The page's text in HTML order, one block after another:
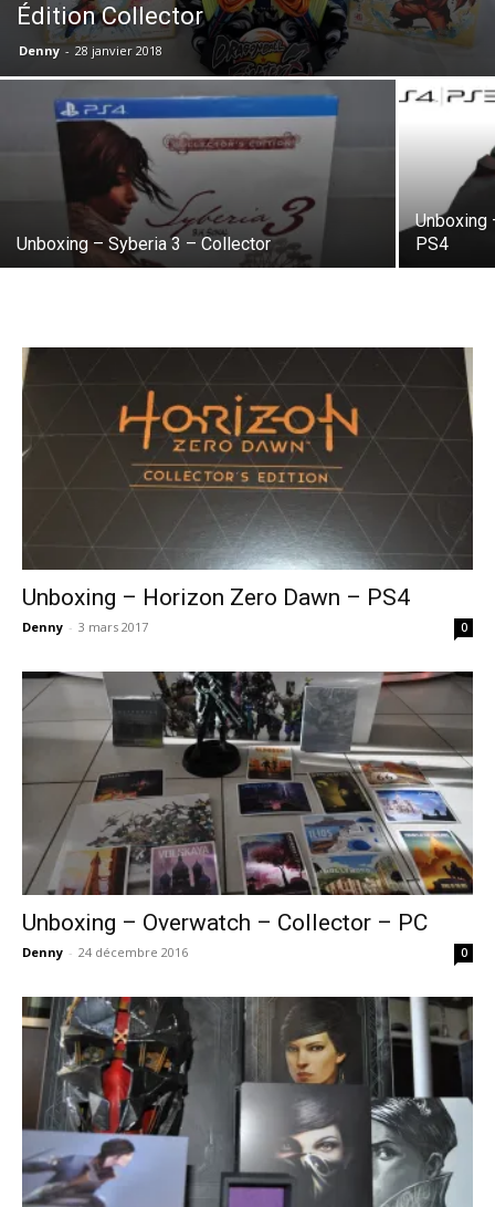
Édition Collector
Denny - 28 janvier 2018
Unboxing – Syberia 3 – Collector
Unboxing
PS4
Unboxing – Horizon Zero Dawn – PS4
Denny - 3 mars 2017 0
Unboxing – Overwatch – Collector – PC
Denny - 24 décembre 2016 0